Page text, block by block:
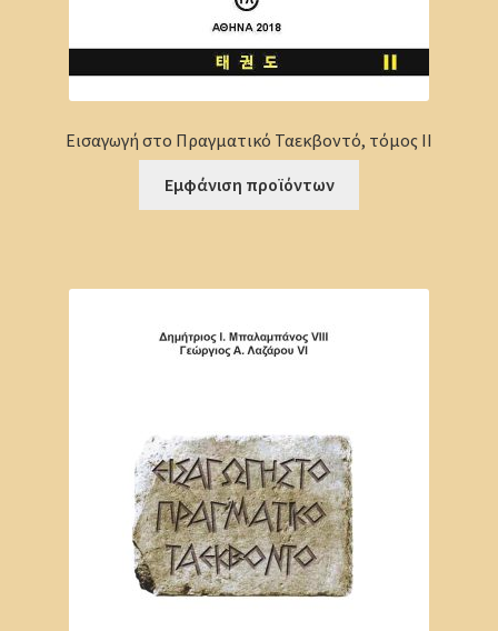
Εισαγωγή στο Πραγματικό Ταεκβοντό, τόμος ΙΙ
Εμφάνιση προϊόντων